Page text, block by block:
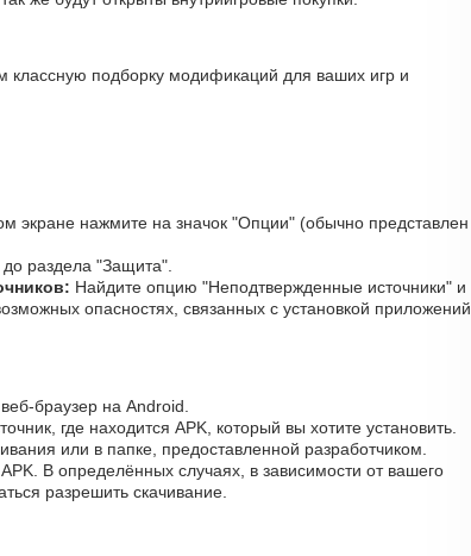
подборку модификаций для ваших игр и
экране нажмите на значок "Опции" (обычно представлен
раздела "Защита".
Найдите опцию "Неподтвержденные источники" и
опасностях, связанных с установкой приложений
браузер на Android.
где находится APK, который вы хотите установить.
или в папке, предоставленной разработчиком.
В определённых случаях, в зависимости от вашего
разрешить скачивание.